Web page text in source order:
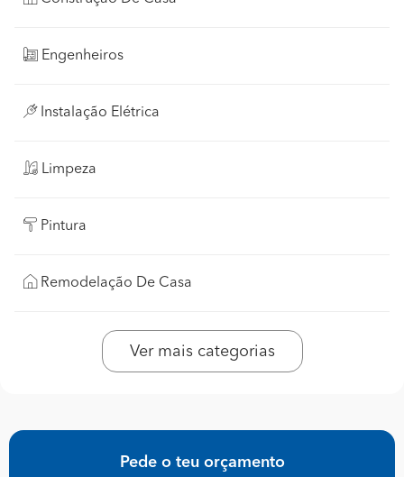
Engenheiros
Instalação Elétrica
Limpeza
Pintura
Remodelação De Casa
Ver mais categorias
Pede o teu orçamento